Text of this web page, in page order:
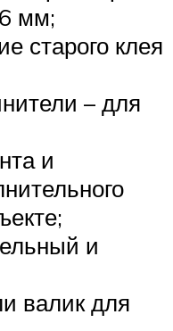
мм;
старого клея
– для
и
и
валик для